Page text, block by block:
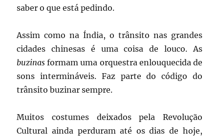
saber o que está pedindo.
Assim como na Índia, o trânsito nas grandes
cidades chinesas é uma coisa de louco. As
buzinas formam uma orquestra enlouquecida de
sons intermináveis. Faz parte do código do
trânsito buzinar sempre.
Muitos costumes deixados pela Revolução
Cultural ainda perduram até os dias de hoje,